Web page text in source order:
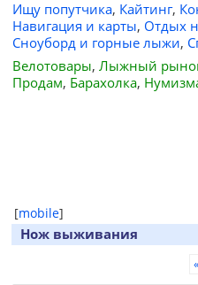
Ищу попутчика, Кайтинг,
Навигация и карты, Отдых
Сноуборд и горные лыжи,
Велотовары, Лыжный
Продам, Барахолка,
[mobile]
Нож выживания